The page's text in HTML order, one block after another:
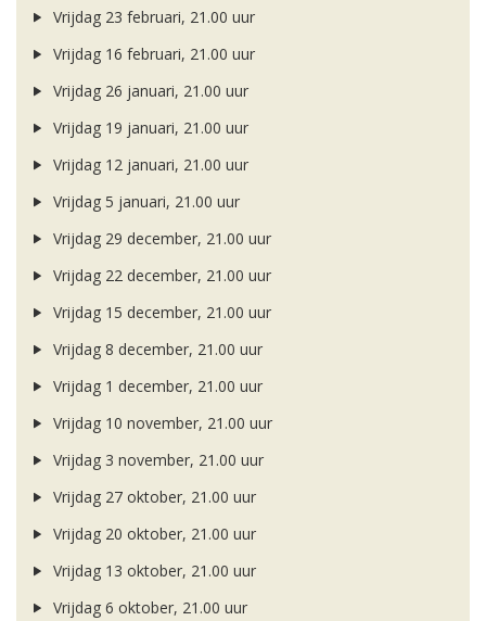
Vrijdag 23 februari, 21.00 uur
Vrijdag 16 februari, 21.00 uur
Vrijdag 26 januari, 21.00 uur
Vrijdag 19 januari, 21.00 uur
Vrijdag 12 januari, 21.00 uur
Vrijdag 5 januari, 21.00 uur
Vrijdag 29 december, 21.00 uur
Vrijdag 22 december, 21.00 uur
Vrijdag 15 december, 21.00 uur
Vrijdag 8 december, 21.00 uur
Vrijdag 1 december, 21.00 uur
Vrijdag 10 november, 21.00 uur
Vrijdag 3 november, 21.00 uur
Vrijdag 27 oktober, 21.00 uur
Vrijdag 20 oktober, 21.00 uur
Vrijdag 13 oktober, 21.00 uur
Vrijdag 6 oktober, 21.00 uur